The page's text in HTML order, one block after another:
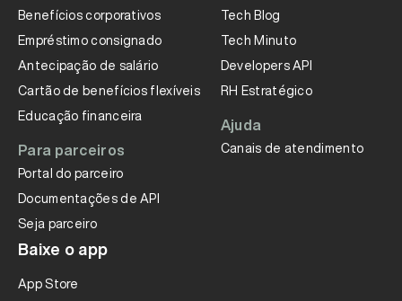
Benefícios corporativos
Empréstimo consignado
Antecipação de salário
Cartão de benefícios flexíveis
Educação financeira
Para parceiros
Portal do parceiro
Documentações de API
Seja parceiro
Tech Blog
Tech Minuto
Developers API
RH Estratégico
Ajuda
Canais de atendimento
Baixe o app
App Store